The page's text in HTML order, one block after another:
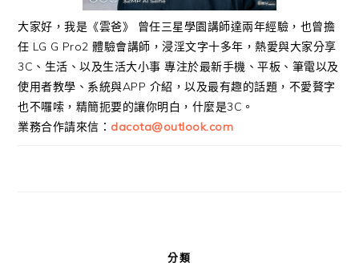
大家好，我是《雲爸》 曾任三星學園講師達兩年經驗，也曾擔
任 LG G Pro2 體驗會講師，浸淫文字十多年，熱愛與大家分享
3C、生活、以及生活大小事 專注於最新手機、平板、筆電以及
使用者教學、系統與APP 介紹，以及最有趣的話題，不愛贅字
也不囉嗦，精簡扼要的讓你明白，什麼是3C。
業務合作請來信： dacota@outlook.com
分類